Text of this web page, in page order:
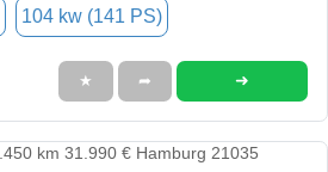
104 kw (141 PS)
★ ➦ ➜